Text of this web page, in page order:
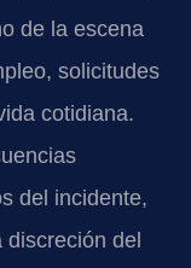
de la escena
solicitudes
cotidiana.
del incidente,
discreción del